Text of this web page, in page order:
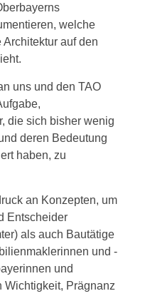
welche
auf den
uns und den TAO
die sich bisher wenig
deren Bedeutung
haben, zu
an Konzepten, um
Entscheider
als auch Bautätige
und -
und
Wichtigkeit, Prägnanz